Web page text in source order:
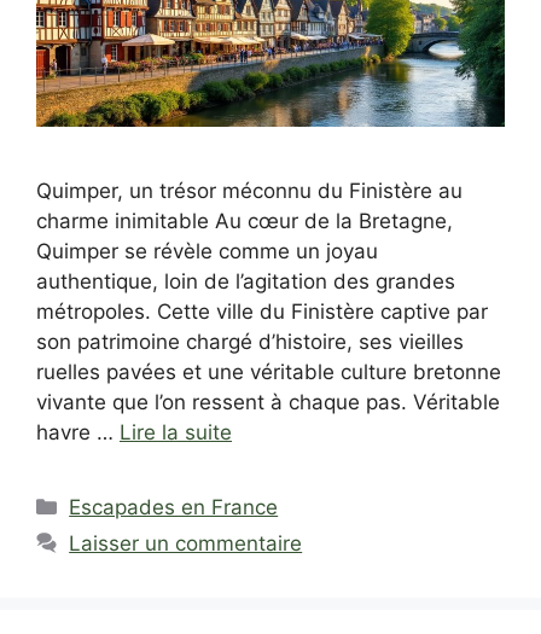
Quimper, un trésor méconnu du Finistère au
charme inimitable Au cœur de la Bretagne,
Quimper se révèle comme un joyau
authentique, loin de l’agitation des grandes
métropoles. Cette ville du Finistère captive par
son patrimoine chargé d’histoire, ses vieilles
ruelles pavées et une véritable culture bretonne
vivante que l’on ressent à chaque pas. Véritable
havre … Lire la suite
Catégories
Escapades en France
Laisser un commentaire